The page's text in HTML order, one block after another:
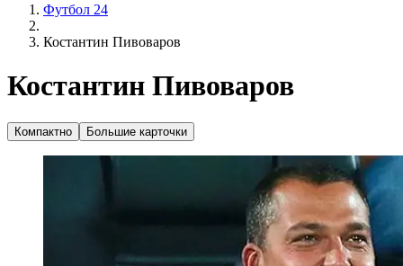
Футбол 24
Костантин Пивоваров
Костантин Пивоваров
Компактно Большие карточки